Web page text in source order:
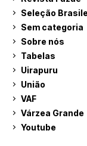
Seleção
Sem categoria
Sobre nós
Tabelas
Uirapuru
União
VAF
Várzea Grande
Youtube